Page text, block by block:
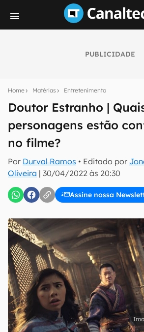
PUBLICIDADE
Home Matérias Entretenimento
Doutor Estranho |
personagens estão
no filme?
Por Durval Ramos • Editado por
Oliveira | 30/04/2022 às 20:30
Assine nossa
notícias e reviews sobre tecnologia
mão.
E-mail
inscreva-se
Confirmo que li, aceito e concordo
Uso e Política de Privacidade do